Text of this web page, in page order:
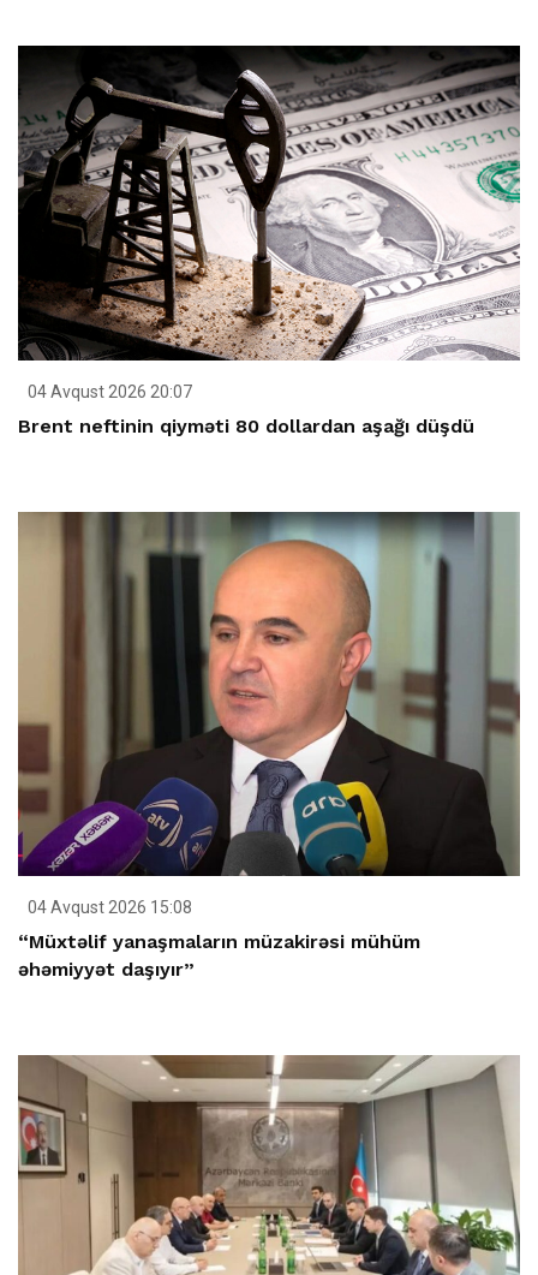
04 Avqust 2026 20:07
Brent neftinin qiyməti 80 dollardan aşağı düşdü
04 Avqust 2026 15:08
“Müxtəlif yanaşmaların müzakirəsi mühüm
əhəmiyyət daşıyır”